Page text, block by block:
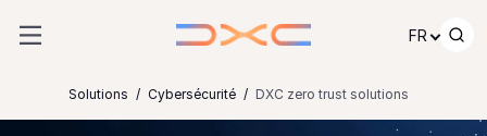
FR
Solutions Cybersécurité DXC zero trust solutions